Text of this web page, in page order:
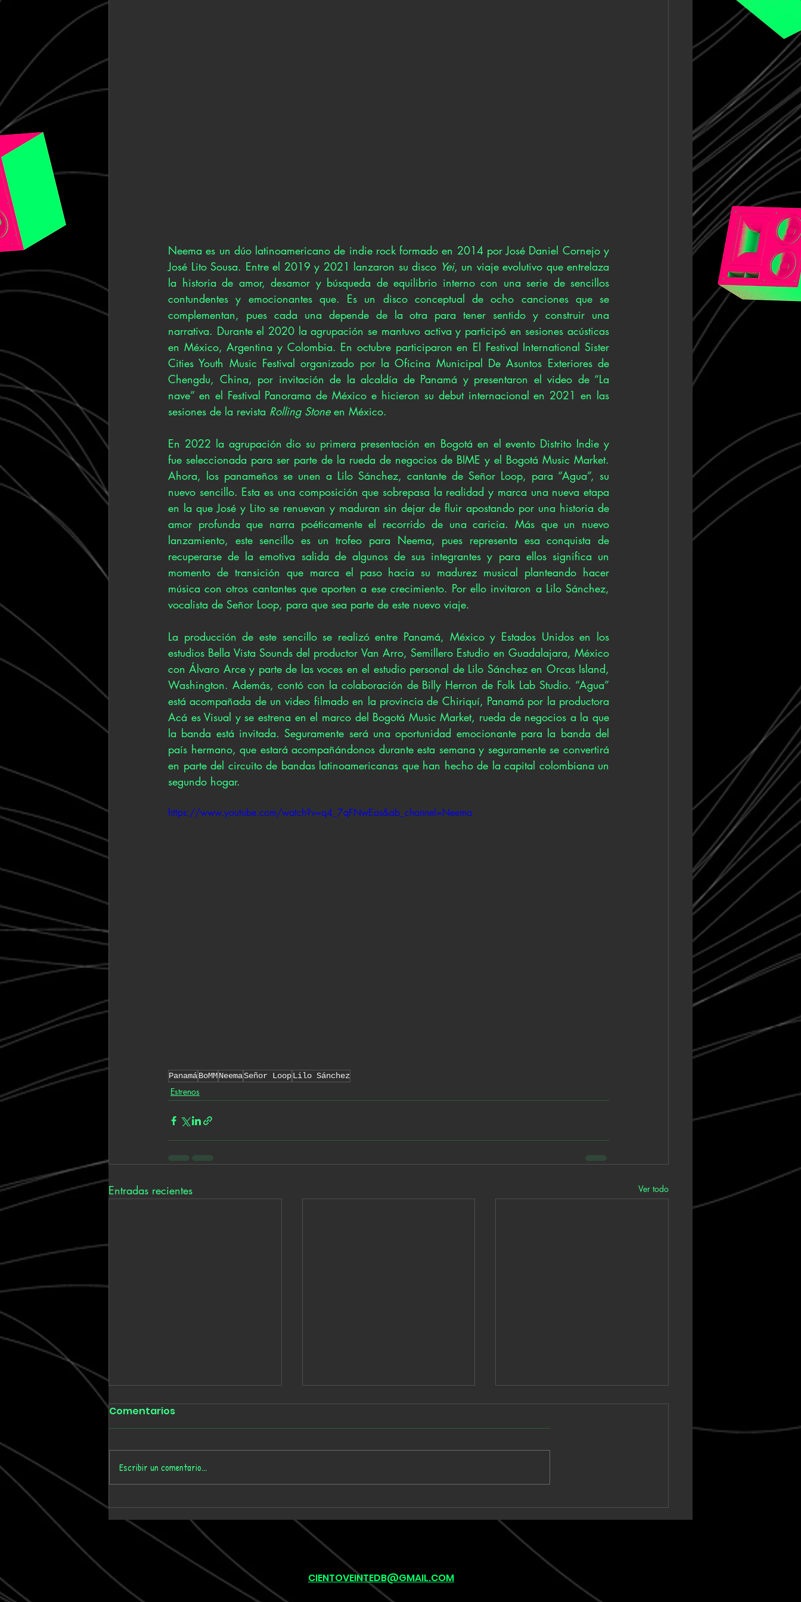
Neema es un dúo latinoamericano de indie rock formado en 2014 por José Daniel Cornejo y
José Lito Sousa. Entre el 2019 y 2021 lanzaron su disco Yei, un viaje evolutivo que entrelaza
la historia de amor, desamor y búsqueda de equilibrio interno con una serie de sencillos
contundentes y emocionantes que. Es un disco conceptual de ocho canciones que se
complementan, pues cada una depende de la otra para tener sentido y construir una
narrativa. Durante el 2020 la agrupación se mantuvo activa y participó en sesiones acústicas
en México, Argentina y Colombia. En octubre participaron en El Festival International Sister
Cities Youth Music Festival organizado por la Oficina Municipal De Asuntos Exteriores de
Chengdu, China, por invitación de la alcaldía de Panamá y presentaron el video de “La
nave” en el Festival Panorama de México e hicieron su debut internacional en 2021 en las
sesiones de la revista Rolling Stone en México.
En 2022 la agrupación dio su primera presentación en Bogotá en el evento Distrito Indie y
fue seleccionada para ser parte de la rueda de negocios de BIME y el Bogotá Music Market.
Ahora, los panameños se unen a Lilo Sánchez, cantante de Señor Loop, para “Agua”, su
nuevo sencillo. Esta es una composición que sobrepasa la realidad y marca una nueva etapa
en la que José y Lito se renuevan y maduran sin dejar de fluir apostando por una historia de
amor profunda que narra poéticamente el recorrido de una caricia. Más que un nuevo
lanzamiento, este sencillo es un trofeo para Neema, pues representa esa conquista de
recuperarse de la emotiva salida de algunos de sus integrantes y para ellos significa un
momento de transición que marca el paso hacia su madurez musical planteando hacer
música con otros cantantes que aporten a ese crecimiento. Por ello invitaron a Lilo Sánchez,
vocalista de Señor Loop, para que sea parte de este nuevo viaje.
La producción de este sencillo se realizó entre Panamá, México y Estados Unidos en los
estudios Bella Vista Sounds del productor Van Arro, Semillero Estudio en Guadalajara, México
con Álvaro Arce y parte de las voces en el estudio personal de Lilo Sánchez en Orcas Island,
Washington. Además, contó con la colaboración de Billy Herron de Folk Lab Studio. “Agua”
está acompañada de un video filmado en la provincia de Chiriquí, Panamá por la productora
Acá es Visual y se estrena en el marco del Bogotá Music Market, rueda de negocios a la que
la banda está invitada. Seguramente será una oportunidad emocionante para la banda del
país hermano, que estará acompañándonos durante esta semana y seguramente se convertirá
en parte del circuito de bandas latinoamericanas que han hecho de la capital colombiana un
segundo hogar.
https://www.youtube.com/watch?v=q4_7qFNwEas&ab_channel=Neema
PanamáBoMMNeemaSeñor LoopLilo Sánchez
Estrenos
Entradas recientes Ver todo
Tmygn convierte
dieciséis años de
memoria personal en el
álbum 'Where Time Goes'
Babe Rainbow extiende
una suite de seis minutos
en “Acid and Honey”
Unknown Vagabond
lleva un sintetizador
onírico hacia un clímax
post-rock en “Warm Tide
(left blank)”
Comentarios
Escribir un comentario...
CIENTOVEINTEDB@GMAIL.COM